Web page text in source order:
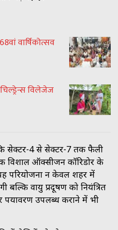
वार्षिकोत्सव
विलेजेज
सेक्टर-4 से सेक्टर-7 तक फैली
विशाल ऑक्सीजन कॉरिडोर के
परियोजना न केवल शहर में
बल्कि वायु प्रदूषण को नियंत्रित
उपलब्ध कराने में भी